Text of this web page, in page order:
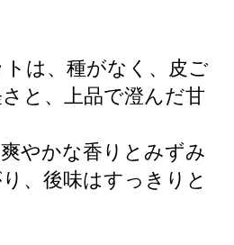
は、種がなく、皮ご
と、上品で澄んだ甘
やかな香りとみずみ
、後味はすっきりと